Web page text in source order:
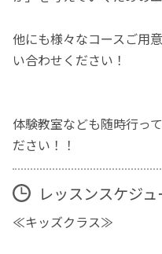
他にも様々なコースご用
い合わせください！
体験教室なども随時行っ
ださい！！
レッスンスケジュ
≪キッズクラス≫